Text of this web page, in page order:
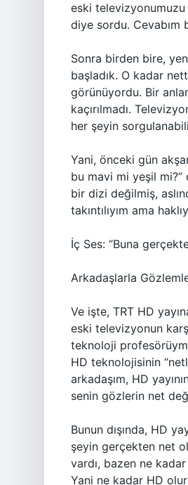
eski televizyonumuzu
diye sordu. Cevabım
Sonra birden bire,
başladık. O kadar
görünüyordu. Bir
kaçırılmadı.
her şeyin
Yani, önceki gün
bu mavi mi yeşil mi?”
bir dizi değilmiş,
takıntılıyım ama
İç Ses: “Buna
Arkadaşlarla
Ve işte, TRT HD
eski televizyonun
teknoloji
HD teknolojisinin
arkadaşım, HD
senin gözlerin net
Bunun dışında, HD
şeyin gerçekten net
vardı, bazen ne
Yani ne kadar HD